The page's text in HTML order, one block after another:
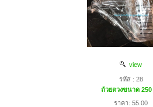
view
รหัส : 28
ถ้วยตวงขนาด 250
ราคา: 55.00